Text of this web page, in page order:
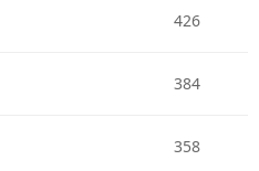
426
384
358